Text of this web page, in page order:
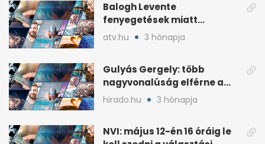
Balogh Levente
fenyegetések miatt
lemondta erdélyi előadás-
atv.hu 3 hónapja
Gulyás Gergely: több
nagyvonalúság elférne a
kétharmados győztesekben
hirado.hu 3 hónapja
NVI: május 12-én 16 óráig le